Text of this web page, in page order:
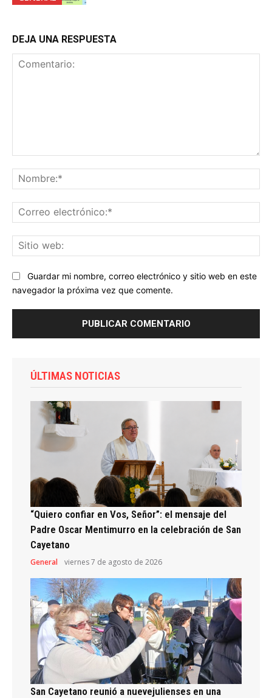
DEJA UNA RESPUESTA
Guardar mi nombre, correo electrónico y sitio web en este
navegador la próxima vez que comente.
ÚLTIMAS NOTICIAS
“Quiero confiar en Vos, Señor”: el mensaje del
Padre Oscar Mentimurro en la celebración de San
Cayetano
General viernes 7 de agosto de 2026
San Cayetano reunió a nuevejulienses en una